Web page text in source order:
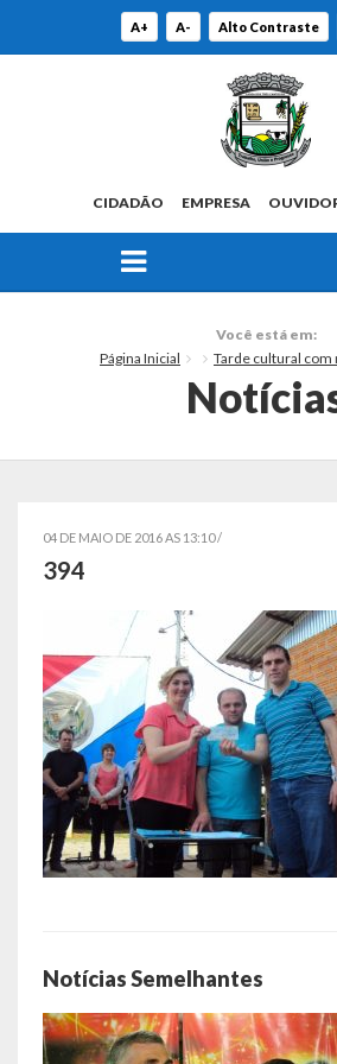
A+ A- Alto Contraste
CIDADÃO EMPRESA
Símbolos
Administração
Ex-Administradores
Conselhos Municipais
Secretarias
Educação, Cultura, Turismo, Desporto e
Você está em:
Página Inicial
Tarde cultural com
04 DE MAIO DE 2016 AS 13:10 /
394
Notícias Semelhantes